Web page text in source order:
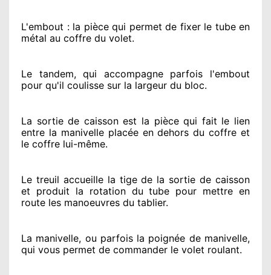
L'embout : la pièce qui permet de fixer le tube en
métal au coffre du volet.
Le tandem, qui accompagne parfois l'embout
pour qu'il coulisse sur la largeur du bloc.
La sortie de caisson est la pièce qui fait le lien
entre la manivelle placéeen dehors du coffre et
le coffre lui-même.
Le treuil accueille la tige de la sortie de caisson
et produit la rotation du tube pour mettre en
route les manoeuvres du tablier.
La manivelle, ou parfois la poignée de manivelle,
qui vous permet de commander le volet roulant.